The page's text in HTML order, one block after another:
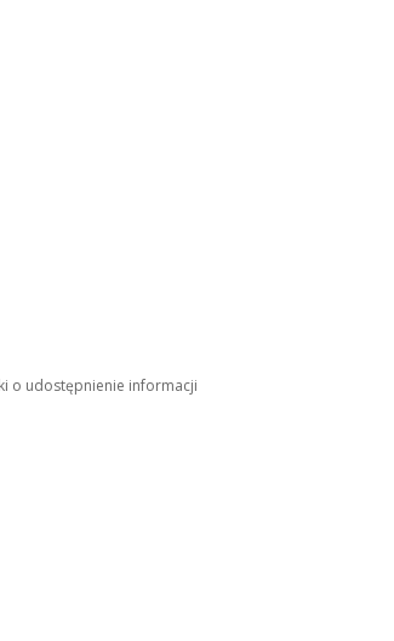
o udostępnienie informacji